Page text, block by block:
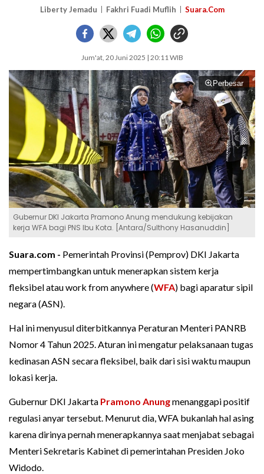
Liberty Jemadu Fakhri Fuadi Muflih Suara.Com
Jum'at, 20 Juni 2025 | 20:11 WIB
Perbesar
Gubernur DKI Jakarta Pramono Anung mendukung kebijakan
kerja WFA bagi PNS Ibu Kota. [Antara/Sulthony Hasanuddin]
Suara.com - Pemerintah Provinsi (Pemprov) DKI Jakarta
mempertimbangkan untuk menerapkan sistem kerja
fleksibel atau work from anywhere (WFA) bagi aparatur sipil
negara (ASN).
Hal ini menyusul diterbitkannya Peraturan Menteri PANRB
Nomor 4 Tahun 2025. Aturan ini mengatur pelaksanaan tugas
kedinasan ASN secara fleksibel, baik dari sisi waktu maupun
lokasi kerja.
Gubernur DKI Jakarta Pramono Anungmenanggapi positif
regulasi anyar tersebut. Menurut dia, WFA bukanlah hal asing
karena dirinya pernah menerapkannya saat menjabat sebagai
Menteri Sekretaris Kabinet di pemerintahan Presiden Joko
Widodo.